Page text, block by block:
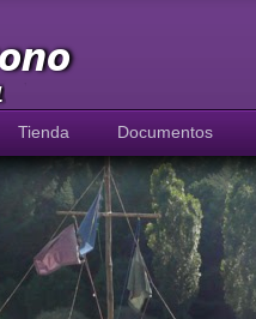
Tienda Documentos